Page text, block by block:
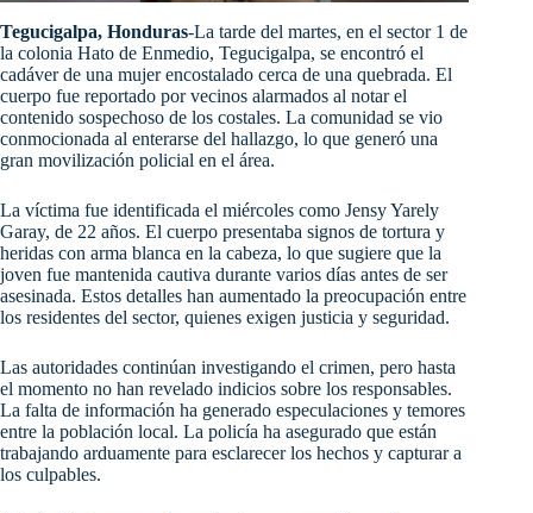
Tegucigalpa, Honduras-La tarde del martes, en el sector 1 de
la colonia Hato de Enmedio, Tegucigalpa, se encontró el
cadáver de una mujer encostalado cerca de una quebrada. El
cuerpo fue reportado por vecinos alarmados al notar el
contenido sospechoso de los costales. La comunidad se vio
conmocionada al enterarse del hallazgo, lo que generó una
gran movilización policial en el área.
La víctima fue identificada el miércoles como Jensy Yarely
Garay, de 22 años. El cuerpo presentaba signos de tortura y
heridas con arma blanca en la cabeza, lo que sugiere que la
joven fue mantenida cautiva durante varios días antes de ser
asesinada. Estos detalles han aumentado la preocupación entre
los residentes del sector, quienes exigen justicia y seguridad.
Las autoridades continúan investigando el crimen, pero hasta
el momento no han revelado indicios sobre los responsables.
La falta de información ha generado especulaciones y temores
entre la población local. La policía ha asegurado que están
trabajando arduamente para esclarecer los hechos y capturar a
los culpables.